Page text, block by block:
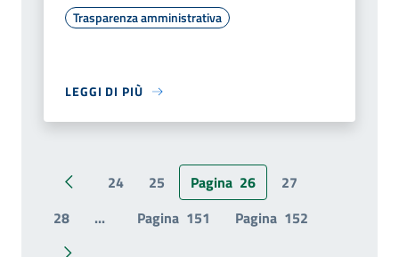
Trasparenza amministrativa
LEGGI DI PIÙ
Pagina precedente
24 25 Pagina 26
27
28
... Pagina 151 Pagina 152